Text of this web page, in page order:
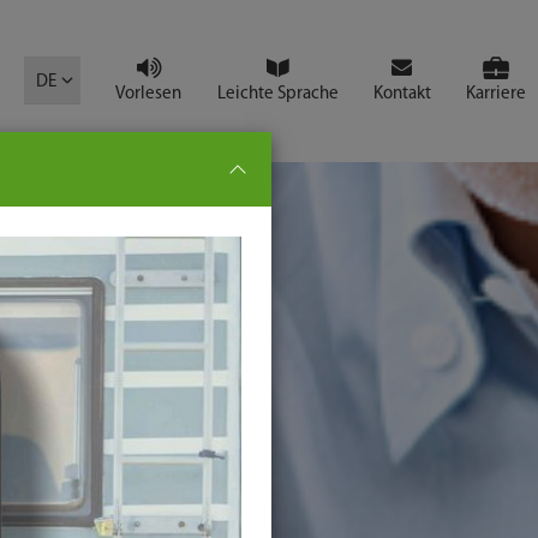
DE
Vorlesen Leichte Sprache Kontakt Karriere